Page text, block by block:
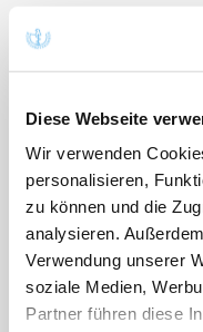
Diese Webseite
Wir verwenden
personalisieren,
zu können und die
analysieren.
Verwendung unserer
soziale Medien,
Partner führen diese
20.02.2026
In der aktuellen
Lanzerath von der
Herausforderungen
Health“.
Mehr als 40
CDU-Parteitag: